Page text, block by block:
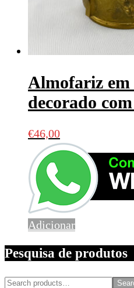
Almofariz em
decorado
€46,00
Adicionar
Pesquisa de produtos